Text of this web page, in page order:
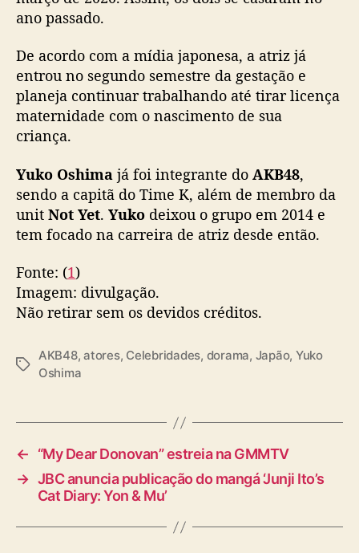
e
ã
o
e
s
a
n
d
o
p
m
b
b
ano passado.
De acordo com a mídia japonesa, a atriz já
entrou no segundo semestre da gestação e
planeja continuar trabalhando até tirar licença
maternidade com o nascimento de sua
criança.
Yuko Oshima já foi integrante do AKB48,
sendo a capitã do Time K, além de membro da
unit Not Yet. Yuko deixou o grupo em 2014 e
tem focado na carreira de atriz desde então.
Fonte: (1)
Imagem: divulgação.
Não retirar sem os devidos créditos.
T
AKB48,atores, Celebridades, dorama, Japão, Yuko
Oshima
←
“My Dear Donovan” estreia na GMMTV
→ JBC anuncia publicação do mangá ‘Junji Ito’s
Cat Diary: Yon & Mu’